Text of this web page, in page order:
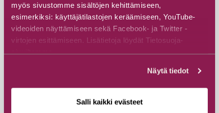
myös sivustomme sisältöjen kehittämiseen,
esimerkiksi: käyttäjätilastojen keräämiseen, YouTube-
videoiden näyttämiseen sekä Facebook- ja Twitter -
virtojen esittämiseen. Lisätietoja löydät Tietosuoja-
sivuiltamme.
Näytä tiedot
Salli kaikki evästeet
Andere Ziele